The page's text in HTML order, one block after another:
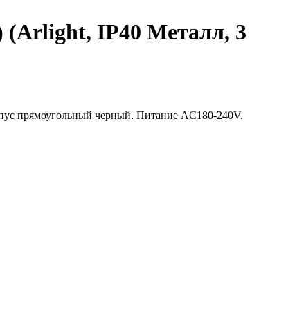
(Arlight, IP40 Металл, 3
прямоугольный черный. Питание AC180-240V.